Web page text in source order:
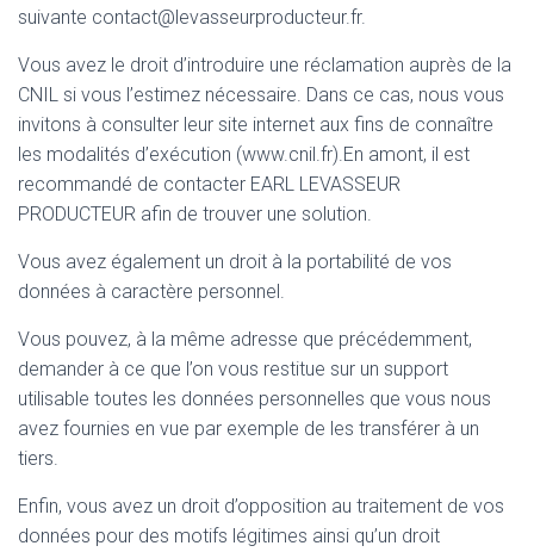
suivante contact@levasseurproducteur.fr.
Vous avez le droit d’introduire une réclamation auprès de la
CNIL si vous l’estimez nécessaire. Dans ce cas, nous vous
invitons à consulter leur site internet aux fins de connaître
les modalités d’exécution (www.cnil.fr).En amont, il est
recommandé de contacter EARL LEVASSEUR
PRODUCTEUR afin de trouver une solution.
Vous avez également un droit à la portabilité de vos
données à caractère personnel.
Vous pouvez, à la même adresse que précédemment,
demander à ce que l’on vous restitue sur un support
utilisable toutes les données personnelles que vous nous
avez fournies en vue par exemple de les transférer à un
tiers.
Enfin, vous avez un droit d’opposition au traitement de vos
données pour des motifs légitimes ainsi qu’un droit